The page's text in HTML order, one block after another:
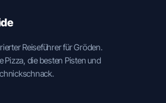
Reiseführer für Gröden.
Pizza, die besten Pisten und